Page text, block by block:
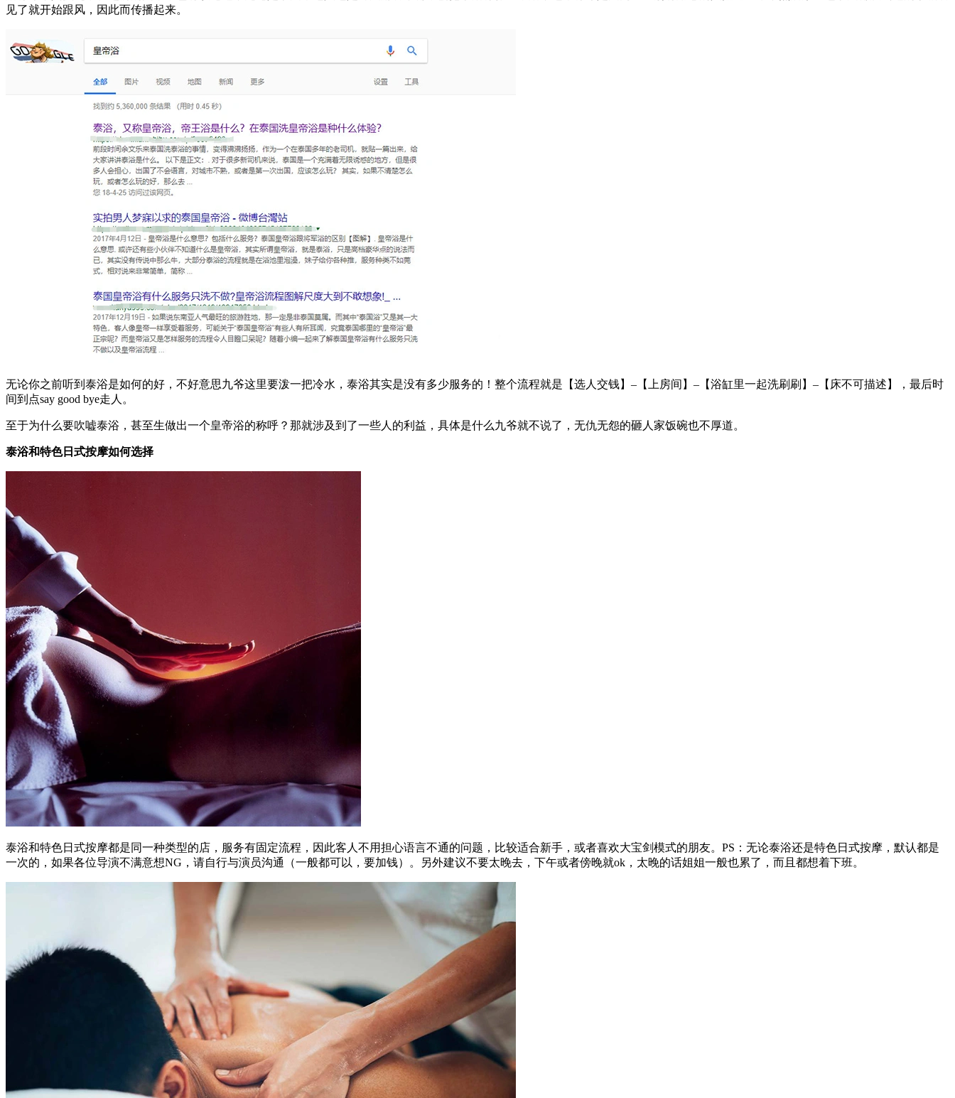
见了就开始跟风，因此而传播起来。
无论你之前听到泰浴是如何的好，不好意思九爷这里要泼一把冷水，泰浴其实是没有多少服务的！整个流程就是【选人交钱】–【上房间】–【浴缸里一起洗刷刷】–【床不可描述】，最后时
间到点say good bye走人。
至于为什么要吹嘘泰浴，甚至生做出一个皇帝浴的称呼？那就涉及到了一些人的利益，具体是什么九爷就不说了，无仇无怨的砸人家饭碗也不厚道。
泰浴和特色日式按摩如何选择
泰浴和特色日式按摩都是同一种类型的店，服务有固定流程，因此客人不用担心语言不通的问题，比较适合新手，或者喜欢大宝剑模式的朋友。PS：无论泰浴还是特色日式按摩，默认都是
一次的，如果各位导演不满意想NG，请自行与演员沟通（一般都可以，要加钱）。另外建议不要太晚去，下午或者傍晚就ok，太晚的话姐姐一般也累了，而且都想着下班。